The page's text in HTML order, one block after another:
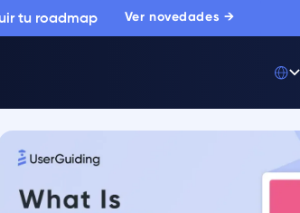
tu roadmap Ver novedades →